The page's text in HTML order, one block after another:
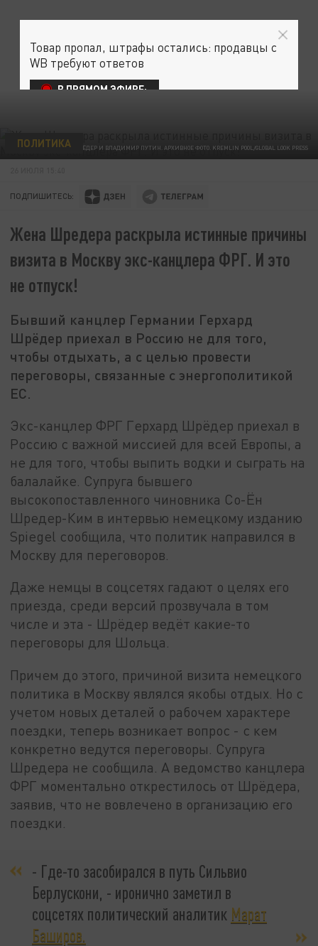
ГЕРХАРД ШРЁДЕР И ВЛАДИМИР ПУТИН. АРХИВНОЕ ФОТО. KREMLIN POOL/GLOBAL LOOK PRESS
ПОЛИТИКА
ПОДПИШИТЕСЬ:
Жена Шредера раскрыла истинные причины
визита в Москву экс-канцлера ФРГ. И это
не отпуск!
Бывший канцлер Германии Герхард
Шрёдер приехал в Россию не для того,
чтобы отдыхать, а с целью провести
переговоры, связанные с энергополитикой
ЕС.
Экс-канцлер ФРГ Герхард Шрёдер приехал в
Россию с важной миссией для всей Европы, а
не для того, чтобы выпить водки и сыграть на
балалайке. Супруга бывшего
высокопоставленного чиновника Со-Ён
Шредер-Ким в интервью немецкому изданию
Spiegel сообщила, что политик направился в
Москву для переговоров.
Даже немцы в соцсетях гадают о целях его
приезда, среди версий прозвучала в том
числе и эта - Шрёдер ведёт какие-то
переговоры для Шольца.
Причем до этого, причиной визита немецкого
политика в Москву являлся якобы отдых. Но с
учетом новых деталей о рабочем характере
поездки, теперь возникает вопрос - с кем
конкретно ведутся переговоры. Супруга
Шредера не сообщила. А ведомство канцлера
ФРГ моментально открестилось от Шрёдера,
заявив, что не вовлечено в организацию его
поездки.
- Где-то засобирался в путь Сильвио
Берлускони, - иронично заметил в
соцсетях политический аналитик Марат
Баширов.
Товар пропал, штрафы остались: продавцы с
WB требуют ответов
В ПРЯМОМ ЭФИРЕ: